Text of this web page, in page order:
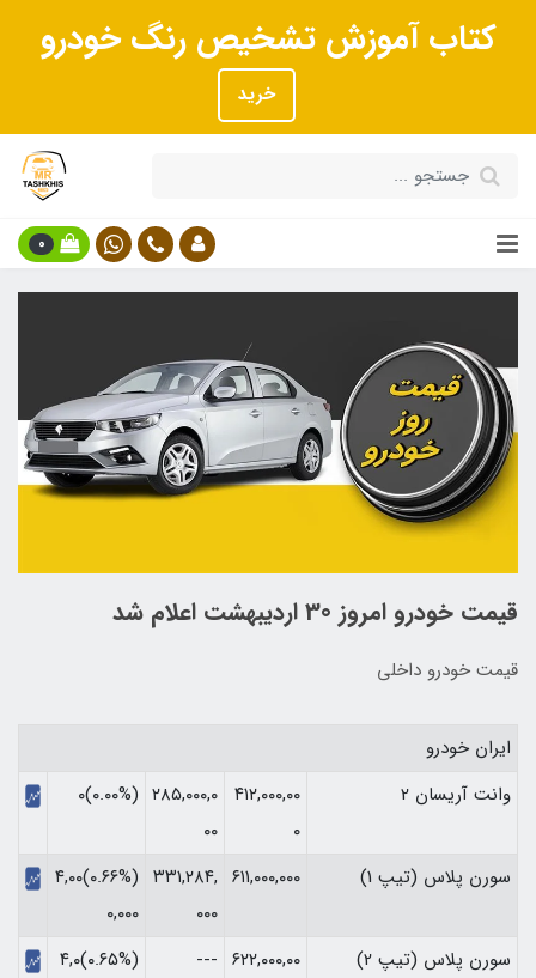
کتاب آموزش تشخیص رنگ خودرو
خرید
0
قیمت خودرو امروز 30 اردیبهشت اعلام شد
قیمت خودرو داخلی
ایران خودرو
وانت آریسان 2
۴۱۲,۰۰۰,۰۰
۰
۲۸۵,۰۰۰,۰
۰۰
(۰.۰۰%)۰
سورن پلاس (تیپ 1) ۶۱۱,۰۰۰,۰۰۰ ۳۳۱,۲۸۴,
۰۰۰
(‎۰.۶۶%‏)‎۴,۰۰
۰,۰۰۰‏
سورن پلاس (تیپ 2)
۶۲۲,۰۰۰,۰۰ ---
(‎۰.۶۵%‏)‎۴,۰